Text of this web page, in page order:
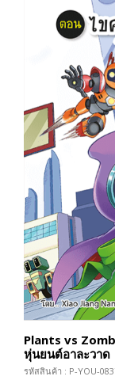
Plants vs
หุ่นยนต์อาละวาด
รหัสสินค้า : P-YOU-